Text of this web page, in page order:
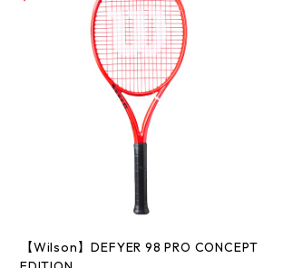
【Wilson】DEFYER 98 PRO CONCEPT